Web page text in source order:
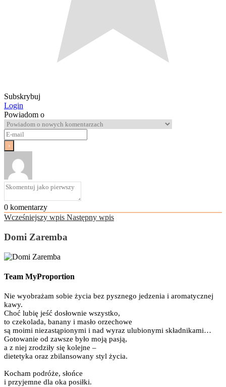
Subskrybuj
Login
Powiadom o
0 komentarzy
Wcześniejszy wpis Następny wpis
Domi Zaremba
Team MyProportion
Nie wyobrażam sobie życia bez pysznego jedzenia i aromatycznej
kawy.
Choć lubię jeść dosłownie wszystko,
to czekolada, banany i masło orzechowe
są moimi niezastąpionymi i nad wyraz ulubionymi składnikami…
Gotowanie od zawsze było moją pasją,
a z niej zrodziły się kolejne –
dietetyka oraz zbilansowany styl życia.
Kocham podróże, słońce
i przyjemne dla oka posiłki.